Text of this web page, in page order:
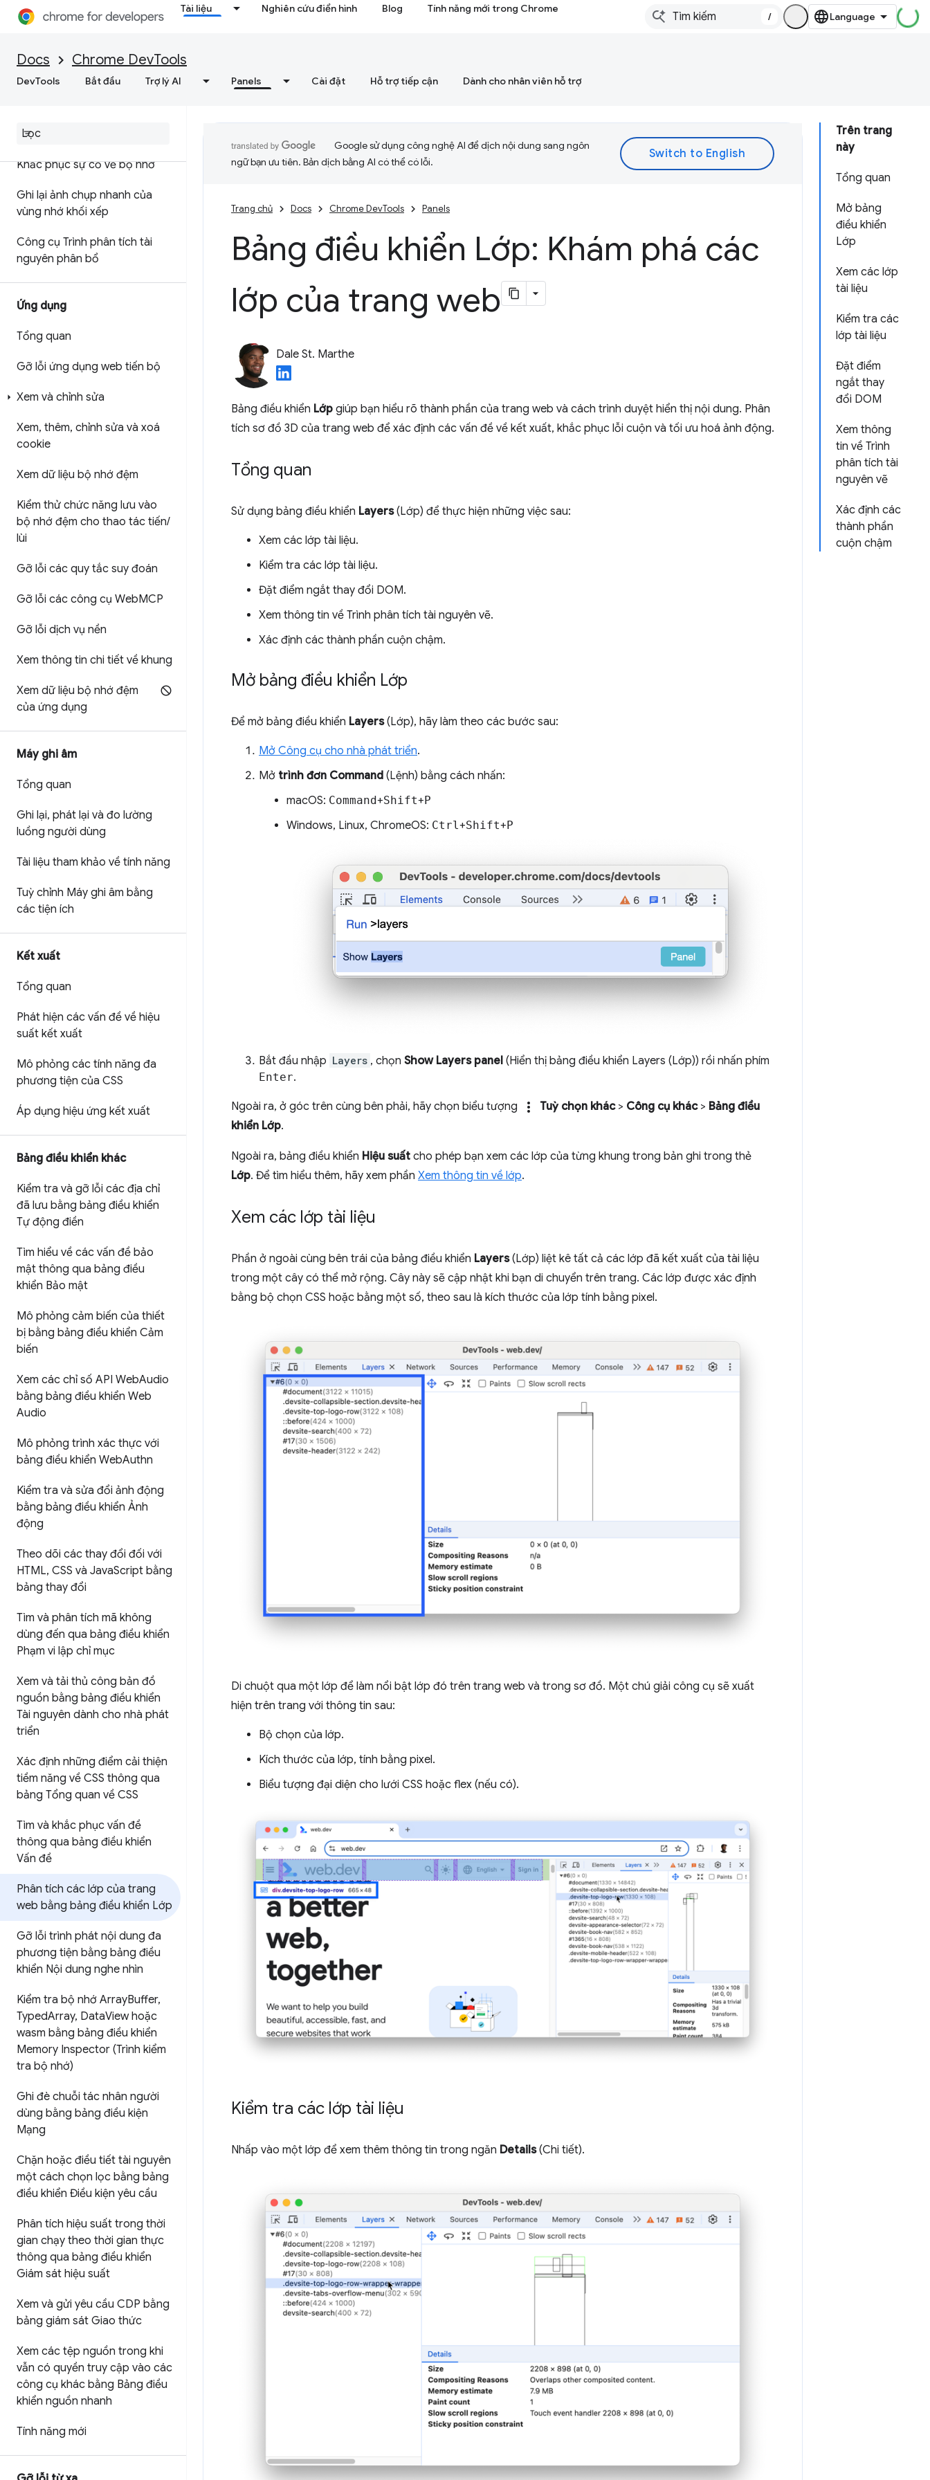
Tài liệu Nghiên cứu điển hình Blog Tính năng mới trong Chrome
/
Docs Chrome DevTools
DevTools Bắt đầu Trợ lý AI Panels Cài đặt Hỗ trợ tiếp cận Dành cho nhân viên hỗ trợ
Tối ưu hoá tốc độ web
Thuật ngữ bộ nhớ
Khắc phục sự cố về bộ nhớ
Ghi lại ảnh chụp nhanh của
vùng nhớ khối xếp
Công cụ Trình phân tích tài
nguyên phân bổ
Ứng dụng
Tổng quan
Gỡ lỗi ứng dụng web tiến bộ
Xem và chỉnh sửa
Xem, thêm, chỉnh sửa và xoá
cookie
Xem dữ liệu bộ nhớ đệm
Kiểm thử chức năng lưu vào
bộ nhớ đệm cho thao tác tiến/
lùi
Gỡ lỗi các quy tắc suy đoán
Gỡ lỗi các công cụ WebMCP
Gỡ lỗi dịch vụ nền
Xem thông tin chi tiết về khung
Xem dữ liệu bộ nhớ đệm
của ứng dụng
Máy ghi âm
Tổng quan
Ghi lại, phát lại và đo lường
luồng người dùng
Tài liệu tham khảo về tính năng
Tuỳ chỉnh Máy ghi âm bằng
các tiện ích
Kết xuất
Tổng quan
Phát hiện các vấn đề về hiệu
suất kết xuất
Mô phỏng các tính năng đa
phương tiện của CSS
Áp dụng hiệu ứng kết xuất
Bảng điều khiển khác
Kiểm tra và gỡ lỗi các địa chỉ
đã lưu bằng bảng điều khiển
Tự động điền
Tìm hiểu về các vấn đề bảo
mật thông qua bảng điều
khiển Bảo mật
Mô phỏng cảm biến của thiết
bị bằng bảng điều khiển Cảm
biến
Xem các chỉ số API WebAudio
bằng bảng điều khiển Web
Audio
Mô phỏng trình xác thực với
bảng điều khiển WebAuthn
Kiểm tra và sửa đổi ảnh động
bằng bảng điều khiển Ảnh
động
Theo dõi các thay đổi đối với
HTML, CSS và JavaScript bằng
bảng thay đổi
Tìm và phân tích mã không
dùng đến qua bảng điều khiển
Phạm vi lập chỉ mục
Xem và tải thủ công bản đồ
nguồn bằng bảng điều khiển
Tài nguyên dành cho nhà phát
triển
Xác định những điểm cải thiện
tiềm năng về CSS thông qua
bảng Tổng quan về CSS
Tìm và khắc phục vấn đề
thông qua bảng điều khiển
Vấn đề
Phân tích các lớp của trang
web bằng bảng điều khiển Lớp
Gỡ lỗi trình phát nội dung đa
phương tiện bằng bảng điều
khiển Nội dung nghe nhìn
Kiểm tra bộ nhớ ArrayBuffer,
TypedArray, DataView hoặc
wasm bằng bảng điều khiển
Memory Inspector (Trình kiểm
tra bộ nhớ)
Ghi đè chuỗi tác nhân người
dùng bằng bảng điều kiện
Mạng
Chặn hoặc điều tiết tài nguyên
một cách chọn lọc bằng bảng
điều khiển Điều kiện yêu cầu
Phân tích hiệu suất trong thời
gian chạy theo thời gian thực
thông qua bảng điều khiển
Giám sát hiệu suất
Xem và gửi yêu cầu CDP bằng
bảng giám sát Giao thức
Xem các tệp nguồn trong khi
vẫn có quyền truy cập vào các
công cụ khác bằng Bảng điều
khiển nguồn nhanh
Tính năng mới
Trên trang
này
Tổng quan
Mở bảng
điều khiển
Lớp
Xem các lớp
tài liệu
Kiểm tra các
lớp tài liệu
Đặt điểm
ngắt thay
đổi DOM
Xem thông
tin về Trình
phân tích tài
nguyên vẽ
Xác định các
thành phần
cuộn chậm
Google sử dụng công nghệ AI để dịch nội dung sang ngôn
ngữ bạn ưu tiên. Bản dịch bằng AI có thể có lỗi.
Trang chủ Docs Chrome DevTools Panels
Bảng điều khiển Lớp: Khám phá các
lớp của trang web
Dale St. Marthe
Bảng điều khiển Lớp giúp bạn hiểu rõ thành phần của trang web và cách trình duyệt hiển thị nội dung. Phân
tích sơ đồ 3D của trang web để xác định các vấn đề về kết xuất, khắc phục lỗi cuộn và tối ưu hoá ảnh động.
Tổng quan
Sử dụng bảng điều khiển Layers(Lớp) để thực hiện những việc sau:
Xem các lớp tài liệu.
Kiểm tra các lớp tài liệu.
Đặt điểm ngắt thay đổi DOM.
Xem thông tin về Trình phân tích tài nguyên vẽ.
Xác định các thành phần cuộn chậm.
Mở bảng điều khiển Lớp
Để mở bảng điều khiển Layers(Lớp), hãy làm theo các bước sau:
Mở Công cụ cho nhà phát triển.
Mở trình đơn Command (Lệnh) bằng cách nhấn:
macOS: Command+Shift+P
Windows, Linux, ChromeOS: Ctrl+Shift+P
Bắt đầu nhập Layers , chọn Show Layers panel (Hiển thị bảng điều khiển Layers (Lớp)) rồi nhấn phím
Enter.
Ngoài ra, ở góc trên cùng bên phải, hãy chọn biểu tượng more_vert Tuỳ chọn khác> Công cụ khác> Bảng điều
khiển Lớp.
Ngoài ra, bảng điều khiển Hiệu suất cho phép bạn xem các lớp của từng khung trong bản ghi trong thẻ
Lớp. Để tìm hiểu thêm, hãy xem phần Xem thông tin về lớp.
Xem các lớp tài liệu
Phần ở ngoài cùng bên trái của bảng điều khiển Layers(Lớp) liệt kê tất cả các lớp đã kết xuất của tài liệu
trong một cây có thể mở rộng. Cây này sẽ cập nhật khi bạn di chuyển trên trang. Các lớp được xác định
bằng bộ chọn CSS hoặc bằng một số, theo sau là kích thước của lớp tính bằng pixel.
Di chuột qua một lớp để làm nổi bật lớp đó trên trang web và trong sơ đồ. Một chú giải công cụ sẽ xuất
hiện trên trang với thông tin sau:
Bộ chọn của lớp.
Kích thước của lớp, tính bằng pixel.
Biểu tượng đại diện cho lưới CSS hoặc flex (nếu có).
Kiểm tra các lớp tài liệu
Nhấp vào một lớp để xem thêm thông tin trong ngăn Details(Chi tiết).